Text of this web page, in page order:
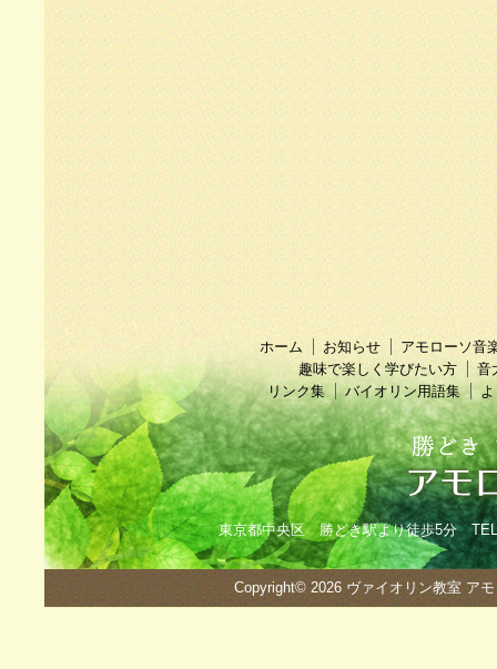
ホーム お知らせ
アモローソ音
趣味で楽しく学びたい方
音
リンク集
バイオリン用語集
東京都中央区 勝どき駅より徒歩5分
Copyright© 2026 ヴァイオリン教室 ア